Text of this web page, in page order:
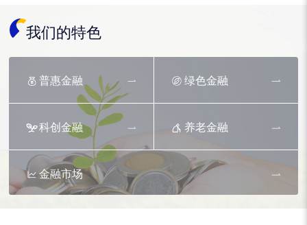
我们的特色
普惠金融 绿色金融
科创金融 养老金融
金融市场